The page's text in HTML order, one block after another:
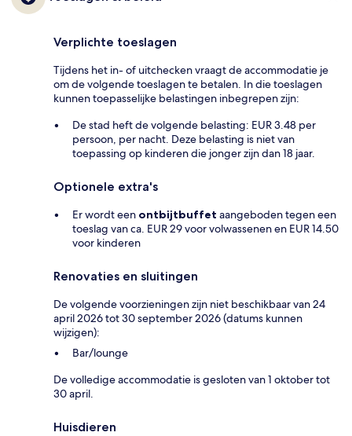
Verplichte toeslagen
Tijdens het in- of uitchecken vraagt de accommodatie je
om de volgende toeslagen te betalen. In die toeslagen
kunnen toepasselijke belastingen inbegrepen zijn:
De stad heft de volgende belasting: EUR 3.48 per
persoon, per nacht. Deze belasting is niet van
toepassing op kinderen die jonger zijn dan 18 jaar.
Optionele extra's
Er wordt een ontbijtbuffet aangeboden tegen een
toeslag van ca. EUR 29 voor volwassenen en EUR 14.50
voor kinderen
Renovaties en sluitingen
De volgende voorzieningen zijn niet beschikbaar van 24
april 2026 tot 30 september 2026 (datums kunnen
wijzigen):
Bar/lounge
De volledige accommodatie is gesloten van 1 oktober tot
30 april.
Huisdieren